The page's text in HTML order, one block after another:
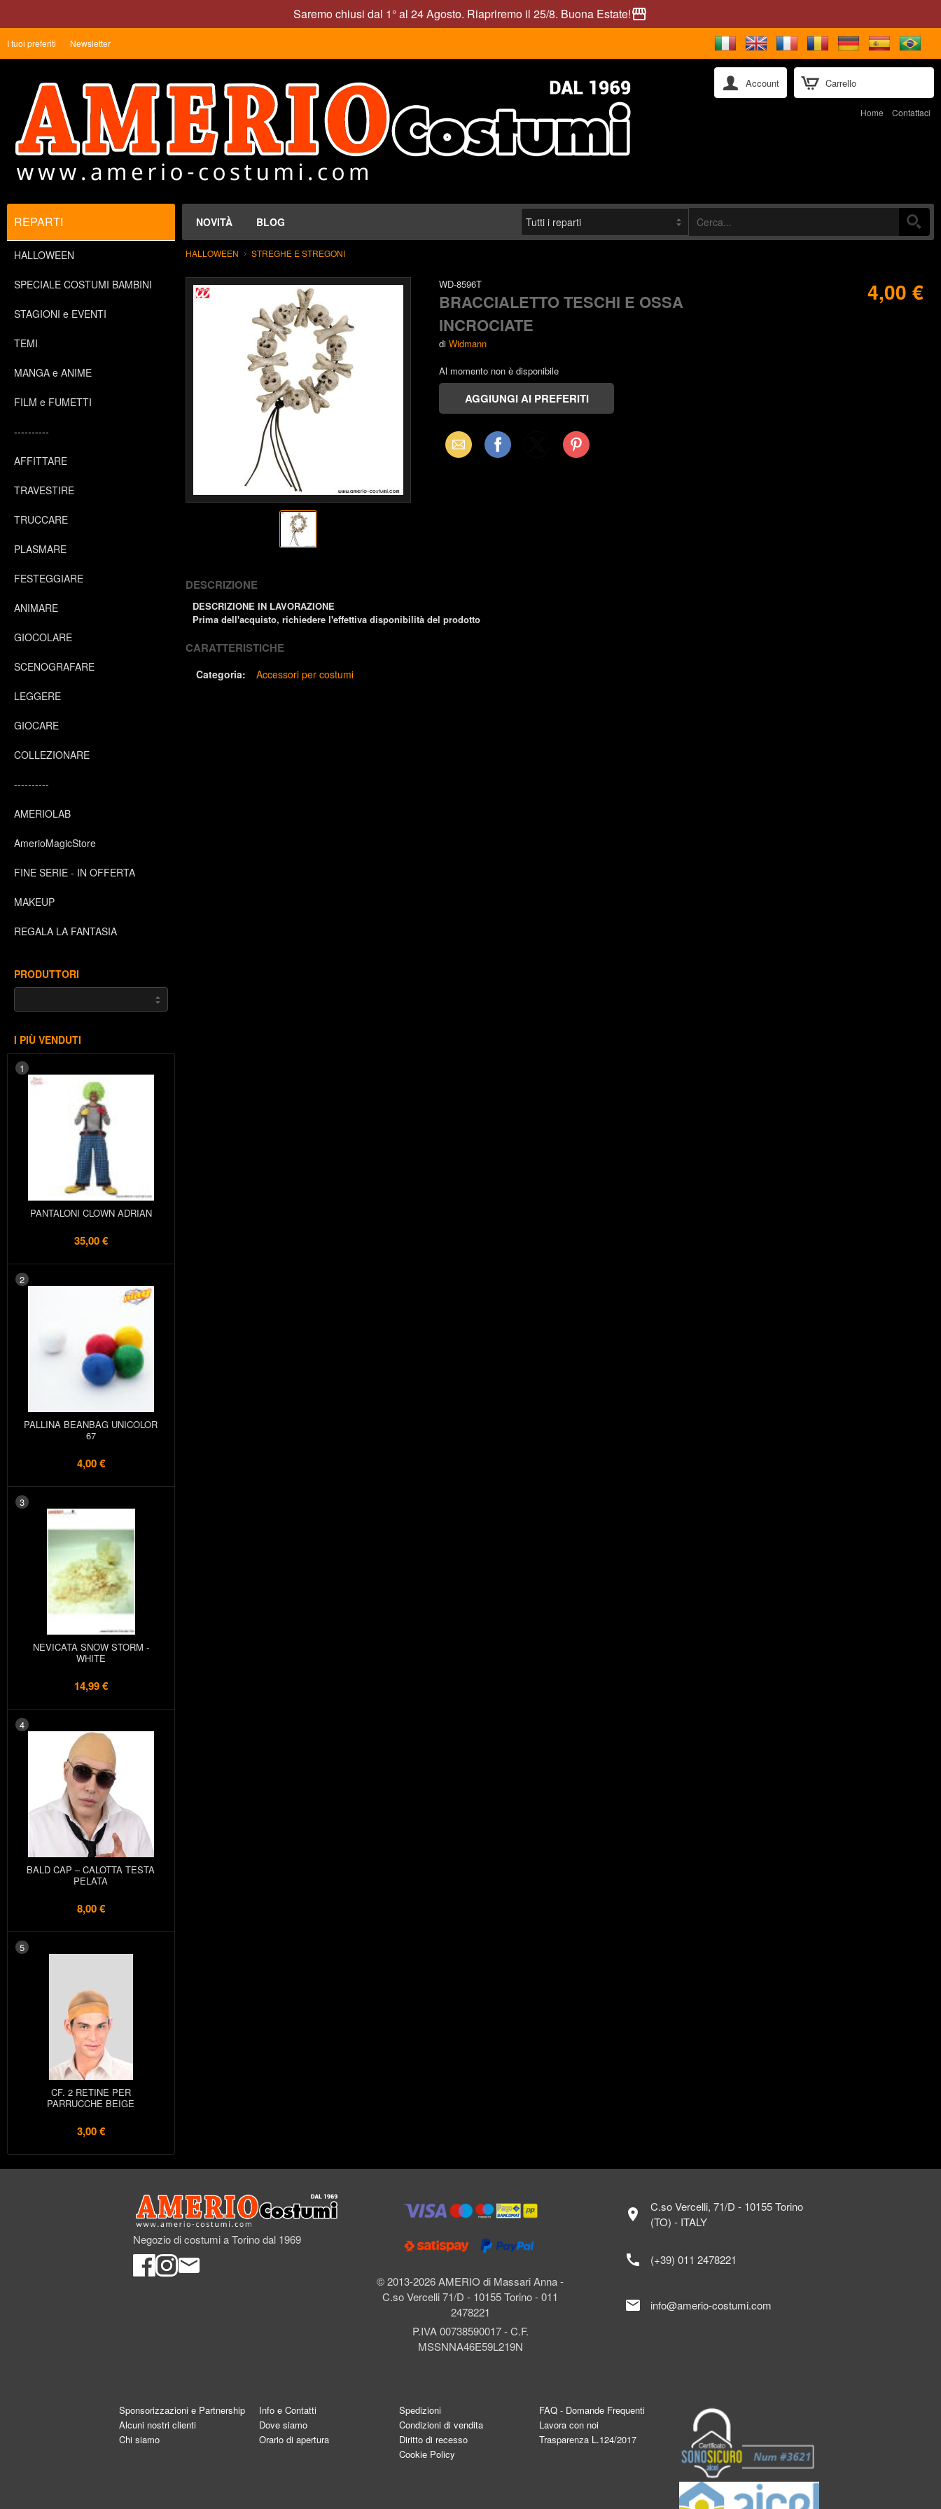
Saremo chiusi dal 1° al 24 Agosto. Riapriremo il 25/8. Buona Estate!storefront
Carrello
I tuoi preferiti Newsletter
Account
Home Contattaci
NOVITÀ BLOG
REPARTI
HALLOWEEN
SPECIALE COSTUMI BAMBINI
STAGIONI e EVENTI
TEMI
MANGA e ANIME
FILM e FUMETTI
----------
AFFITTARE
TRAVESTIRE
TRUCCARE
PLASMARE
FESTEGGIARE
ANIMARE
GIOCOLARE
SCENOGRAFARE
LEGGERE
GIOCARE
COLLEZIONARE
----------
AMERIOLAB
AmerioMagicStore
FINE SERIE - IN OFFERTA
MAKEUP
REGALA LA FANTASIA
PRODUTTORI
I PIÙ VENDUTI
1
PANTALONI CLOWN ADRIAN
35,00 €
2
PALLINA BEANBAG UNICOLOR
67
4,00 €
3
NEVICATA SNOW STORM -
WHITE
14,99 €
4
BALD CAP – CALOTTA TESTA
PELATA
8,00 €
5
CF. 2 RETINE PER
PARRUCCHE BEIGE
3,00 €
HALLOWEEN STREGHE E STREGONI
WD-8596T
BRACCIALETTO TESCHI E OSSA
INCROCIATE
di Widmann
4,00 €
Al momento non è disponibile
Email Facebook Pinterest
DESCRIZIONE
DESCRIZIONE IN LAVORAZIONE
Prima dell'acquisto, richiedere l'effettiva disponibilità del prodotto
CARATTERISTICHE
Categoria: Accessori per costumi
Negozio di costumi a Torino dal 1969
© 2013-2026 AMERIO di Massari Anna -
C.so Vercelli 71/D - 10155 Torino - 011
2478221
P.IVA 00738590017 - C.F.
MSSNNA46E59L219N
location_on
C.so Vercelli, 71/D - 10155 Torino
(TO) - ITALY
call (+39) 011 2478221
mail info@amerio-costumi.com
Sponsorizzazioni e Partnership
Alcuni nostri clienti
Chi siamo
Info e Contatti
Dove siamo
Orario di apertura
Spedizioni
Condizioni di vendita
Diritto di recesso
Cookie Policy
FAQ - Domande Frequenti
Lavora con noi
Trasparenza L.124/2017